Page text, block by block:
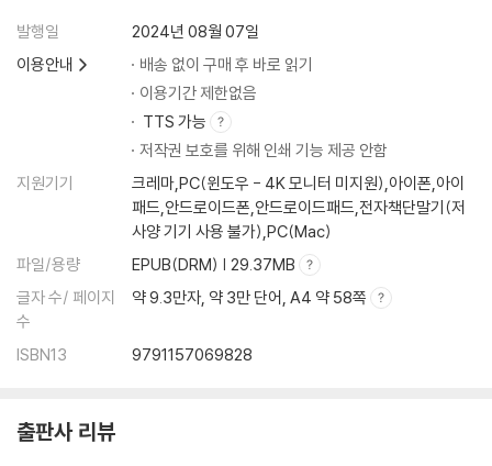
발행일
2024년 08월 07일
이용안내
배송 없이 구매 후 바로 읽기
이용기간 제한없음
TTS 가능
저작권 보호를 위해 인쇄 기능 제공 안함
지원기기
크레마,PC(윈도우 - 4K 모니터 미지원),아이폰,아이
패드,안드로이드폰,안드로이드패드,전자책단말기(저
사양 기기 사용 불가),PC(Mac)
파일/용량
EPUB(DRM) | 29.37MB
글자 수/ 페이지
수
약 9.3만자, 약 3만 단어, A4 약 58쪽
ISBN13 9791157069828
출판사 리뷰